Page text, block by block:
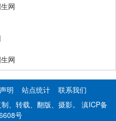
网
网
明 站点统计
联系我们
、转载、翻版、摄影。 滇ICP备
号